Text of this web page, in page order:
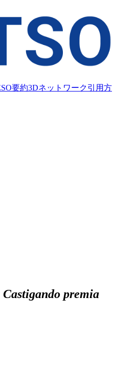
要約3Dネットワーク引用方
Castigando premia